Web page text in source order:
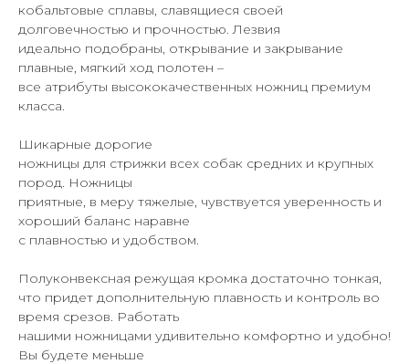
кобальтовые сплавы, славящиеся своей
долговечностью и прочностью. Лезвия
идеально подобраны, открывание и закрывание
плавные, мягкий ход полотен –
все атрибуты высококачественных ножниц премиум
класса.
Шикарные дорогие
ножницы для стрижки всех собак средних и крупных
пород. Ножницы
приятные, в меру тяжелые, чувствуется уверенность и
хороший баланс наравне
с плавностью и удобством.
Полуконвексная режущая кромка достаточно тонкая,
что придет дополнительную плавность и контроль во
время срезов. Работать
нашими ножницами удивительно комфортно и удобно!
Вы будете меньше